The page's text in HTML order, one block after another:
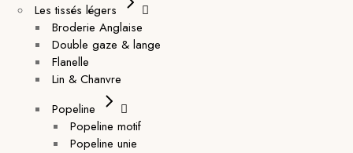
Les tissés légers
Broderie Anglaise
Double gaze & lange
Flanelle
Lin & Chanvre
Popeline
Popeline motif
Popeline unie